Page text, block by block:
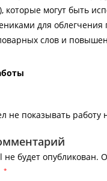
которые могут быть
для облегчения
слов и
не показывать работу
будет опубликован.
*